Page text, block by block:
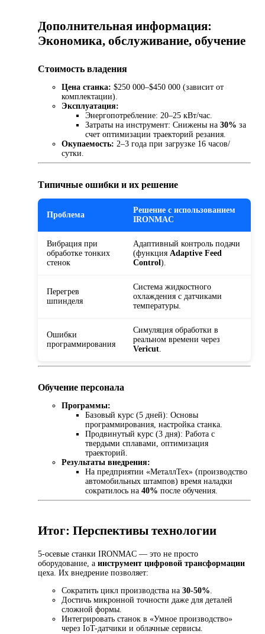
Дополнительная информация:
Экономика, обслуживание, обучение
Стоимость владения
Цена станка: $250 000–$450 000 (зависит от
комплектации).
Эксплуатация:
Энергопотребление: 20–25 кВт/час.
Затраты на инструмент: Снижены на 30% за
счет оптимизации траекторий резания.
Окупаемость: 2–3 года при загрузке 16 часов/
сутки.
Типичные ошибки и их решение
Проблема
Решение с использованием
IRONMAC
Вибрация при
обработке тонких
стенок
Адаптивный контроль подачи
(функция Adaptive Feed
Control).
Перегрев
шпинделя
Система жидкостного
охлаждения с датчиками
температуры.
Ошибки
программирования
Симуляция обработки в
реальном времени через
Vericut
Обучение персонала
Программы:
Базовый курс (5 дней): Основы
программирования, настройка станка.
Продвинутый курс (3 дня): Работа с
твердыми сплавами, оптимизация
траекторий.
Результаты внедрения:
На предприятии «МеталлТех» (производство
автомобильных штампов) время наладки
сократилось на 40% после обучения.
Итог: Перспективы технологии
5-осевые станки IRONMAC — это не просто
оборудование, а инструмент цифровой трансформации
цеха. Их внедрение позволяет:
Сократить цикл производства на 30-50%.
Достичь микронной точности даже для деталей
сложной формы.
Интегрировать станок в «Умное производство»
через IoT-датчики и облачные сервисы.